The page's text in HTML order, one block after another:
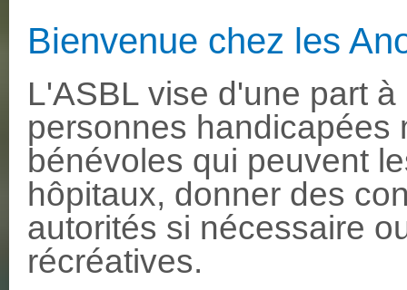
Bienvenue chez les
L'ASBL vise d'une part
personnes handicapées
bénévoles qui peuvent
hôpitaux, donner des
autorités si nécessaire
récréatives.